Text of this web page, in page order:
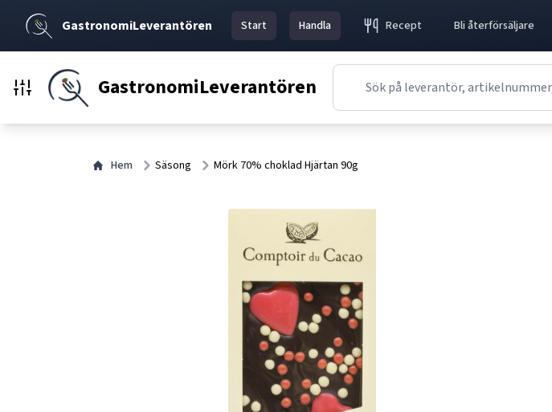
GastronomiLeverantören Start Handla Recept Bli återförsäljare
GastronomiLeverantören
Hem Säsong Mörk 70% choklad Hjärtan 90g